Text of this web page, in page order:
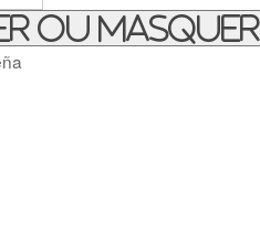
ou masquer